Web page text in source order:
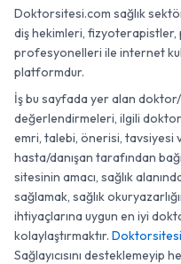
Doktorsitesi.com sağlık
diş hekimleri, fizyoterapistler,
profesyonelleri ile internet
platformdur.
İş bu sayfada yer alan
değerlendirmeleri, ilgili
emri, talebi, önerisi, tavsiyesi
hasta/danışan tarafından
sitesinin amacı, sağlık
sağlamak, sağlık
ihtiyaçlarına uygun en iyi
kolaylaştırmaktır.
Sağlayıcısını